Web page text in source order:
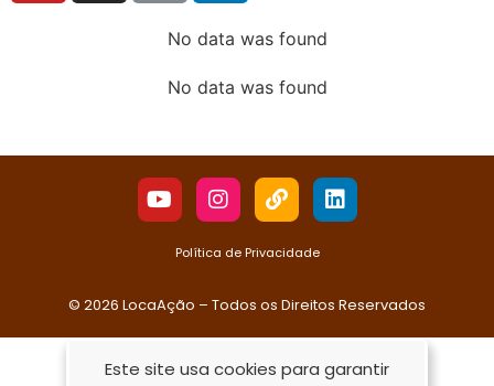
No data was found
No data was found
Política de Privacidade
© 2026 LocaAção – Todos os Direitos Reservados
Este site usa cookies para garantir